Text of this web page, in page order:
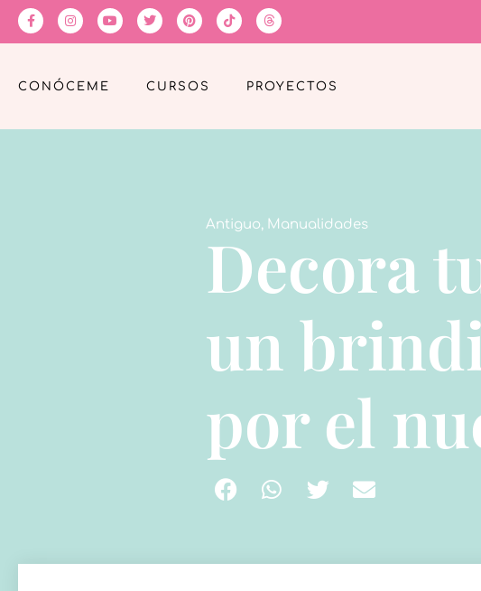
CONÓCEME CURSOS PROYECTOS
Antiguo, Manualidades
Decora
un
por el